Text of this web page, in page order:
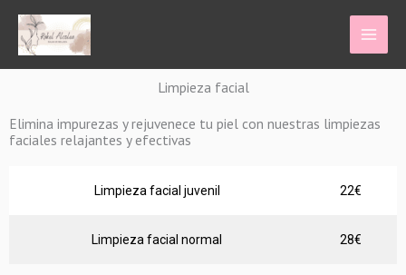
contenido
Limpieza facial
Elimina impurezas y rejuvenece tu piel con nuestras limpiezas
faciales relajantes y efectivas
Limpieza facial juvenil 22€
Limpieza facial normal 28€